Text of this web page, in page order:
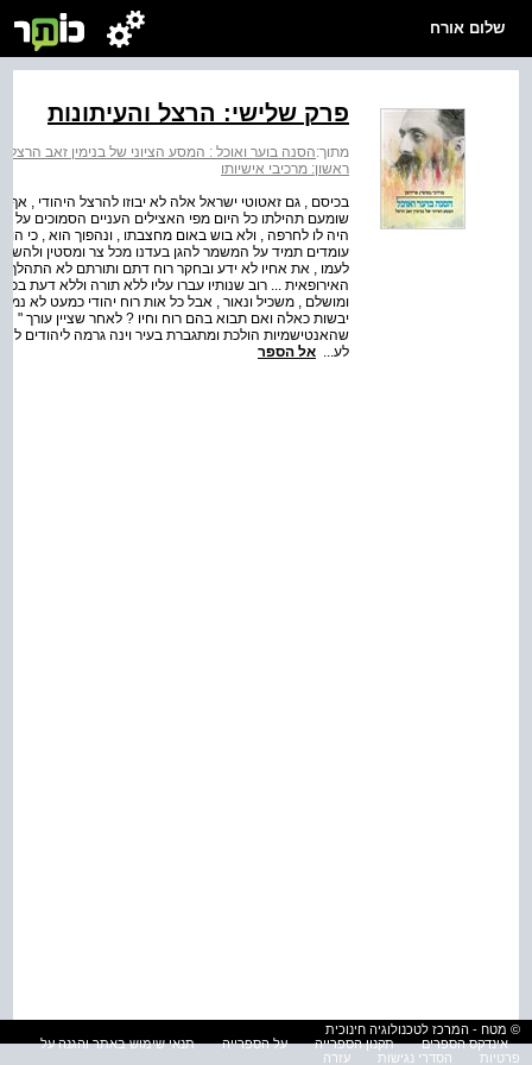
שלום אורח
פרק שלישי: הרצל והעיתונות
מתוך:הסנה בוער ואוכל : המסע הציוני של בנימין זאב הרצל
ראשון: מרכיבי אישיותו
בכיסם , גם זאטוטי ישראל אלה לא יבוזו להרצל היהודי , אף
שומעם תהילתו כל היום מפי האצילים העניים הסמוכים
היה לו לחרפה , ולא בוש באום מחצבתו , ונהפוך הוא , כי
עומדים תמיד על המשמר להגן בעדנו מכל צר ומסטין
לעמו , את אחיו לא ידע ובחקר רוח דתם ותורתם לא התהלך
האירופאית ... רוב שנותיו עברו עליו ללא תורה וללא דעת
ומושלם , משכיל ונאור , אבל כל אות רוח יהודי כמעט לא
יבשות כאלה ואם תבוא בהם רוח וחיו ? לאחר שציין עורך "
שהאנטישמיות הולכת ומתגברת בעיר וינה גרמה ליהודים
לע... אל הספר
© מטח - המרכז לטכנולוגיה חינוכית
אינדקס הספרים
תקנון הספרייה על הספרייה
תנאי שימוש באתר והגנה על
פרטיות
הסדרי נגישות עזרה